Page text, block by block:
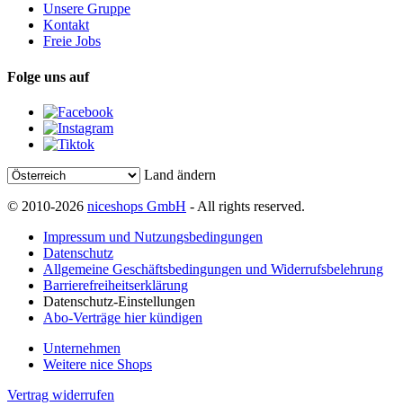
Unsere Gruppe
Kontakt
Freie Jobs
Folge uns auf
Land ändern
© 2010-2026 niceshops GmbH - All rights reserved.
Impressum und Nutzungsbedingungen
Datenschutz
Allgemeine Geschäftsbedingungen und Widerrufsbelehrung
Barrierefreiheitserklärung
Datenschutz-Einstellungen
Abo-Verträge hier kündigen
Unternehmen
Weitere nice Shops
Vertrag widerrufen